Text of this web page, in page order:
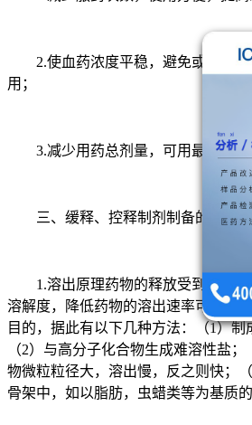
2.使血药浓度平稳，避免或减少峰
用；
3.减少用药总剂量，可用最小剂量
三、缓释、控释制剂制备的原理与
1.溶出原理药物的释放受到溶出的
溶解度，降低药物的溶出速率可以使
目的，据此有以下几种方法：（1）
（2）与高分子化合物生成难溶性盐
物微粒粒径大，溶出慢，反之则快；
骨架中，如以脂肪，虫蜡类等为基质的